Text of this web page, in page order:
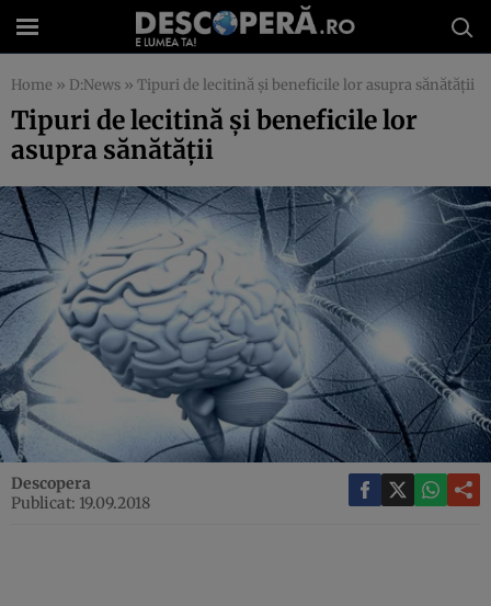
Home » D:News » Tipuri de lecitină şi beneficile lor asupra sănătăţii
Tipuri de lecitină şi beneficile lor
asupra sănătăţii
Descopera
Publicat: 19.09.2018